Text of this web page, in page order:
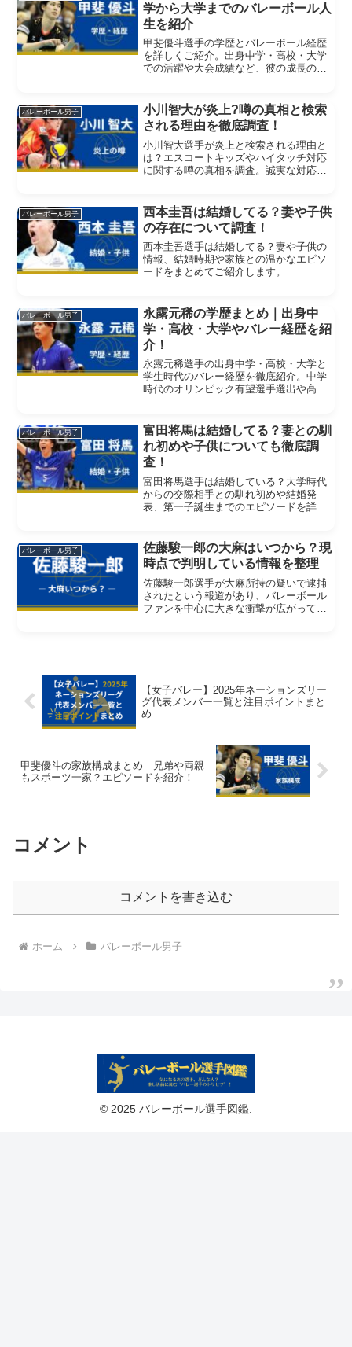
学から大学までのバレーボール人
生を紹介
甲斐優斗選手の学歴とバレーボール経歴
を詳しくご紹介。出身中学・高校・大学
での活躍や大会成績など、彼の成長の軌
バレーボール男子
小川智大が炎上?噂の真相と検索
される理由を徹底調査！
小川智大選手が炎上と検索される理由と
は？エスコートキッズやハイタッチ対応
に関する噂の真相を調査。誠実な対応か
バレーボール男子
西本圭吾は結婚してる？妻や子供
の存在について調査！
西本圭吾選手は結婚してる？妻や子供の
情報、結婚時期や家族との温かなエピソ
ードをまとめてご紹介します。
バレーボール男子
永露元稀の学歴まとめ｜出身中
学・高校・大学やバレー経歴を紹
介！
永露元稀選手の出身中学・高校・大学と
学生時代のバレー経歴を徹底紹介。中学
時代のオリンピック有望選手選出や高校3
バレーボール男子
富田将馬は結婚してる？妻との馴
れ初めや子供についても徹底調
査！
富田将馬選手は結婚している？大学時代
からの交際相手との馴れ初めや結婚発
表、第一子誕生までのエピソードを詳し
バレーボール男子
佐藤駿一郎の大麻はいつから？現
時点で判明している情報を整理
佐藤駿一郎選手が大麻所持の疑いで逮捕
されたという報道があり、バレーボール
ファンを中心に大きな衝撃が広がってい
【女子バレー】2025年ネーションズリー
グ代表メンバー一覧と注目ポイントまと
め
甲斐優斗の家族構成まとめ｜兄弟や両親
もスポーツ一家？エピソードを紹介！
コメント
コメントを書き込む
ホーム バレーボール男子
© 2025 バレーボール選手図鑑.